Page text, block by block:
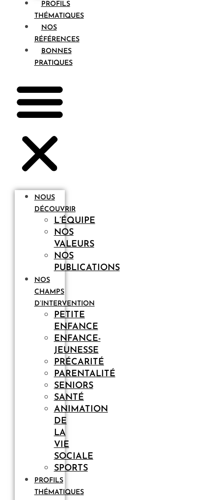
PROFILS
THÉMATIQUES
NOS
RÉFÉRENCES
BONNES
PRATIQUES
NOUS
DÉCOUVRIR
L’ÉQUIPE
NOS
VALEURS
NOS
PUBLICATIONS
NOS
CHAMPS
D’INTERVENTION
PETITE
ENFANCE
ENFANCE-
JEUNESSE
PRÉCARITÉ
PARENTALITÉ
SENIORS
SANTÉ
ANIMATION
DE
LA
VIE
SOCIALE
SPORTS
PROFILS
THÉMATIQUES